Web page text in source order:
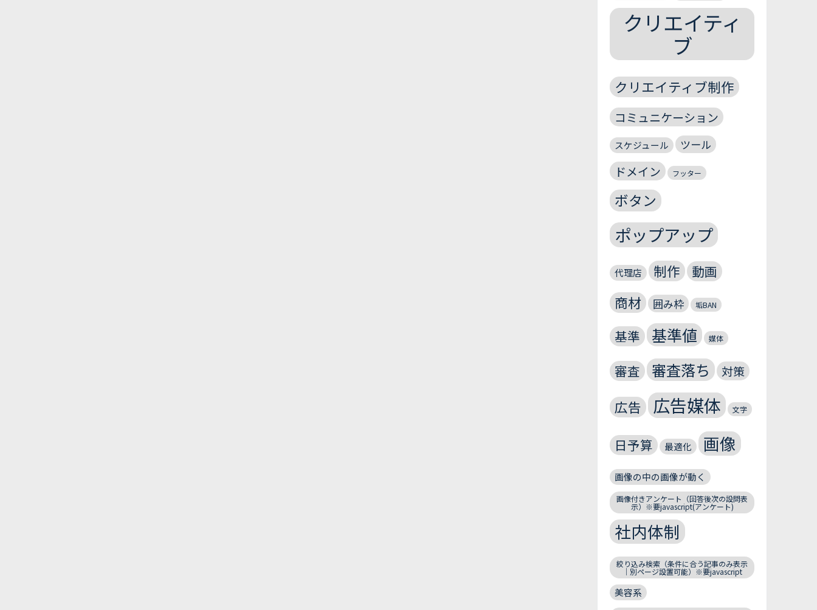
クリエイティ
ブ
クリエイティブ制作
コミュニケーション
スケジュール ツール
ドメイン フッター
ボタン
ポップアップ
代理店 制作 動画
商材 囲み枠 垢BAN
基準 基準値 媒体
審査 審査落ち 対策
広告 広告媒体 文字
日予算 最適化 画像
画像の中の画像が動く
画像付きアンケート（回答後次の設問表
示）※要javascript(アンケート)
社内体制
絞り込み検索（条件に合う記事のみ表示
｜別ページ設置可能）※要javascript
美容系